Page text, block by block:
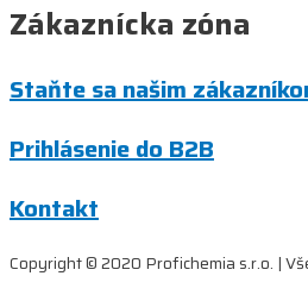
Zákaznícka zóna
Staňte sa našim
Prihlásenie do B2B
Kontakt
Copyright © 2020 Profichemia s.r.o. |